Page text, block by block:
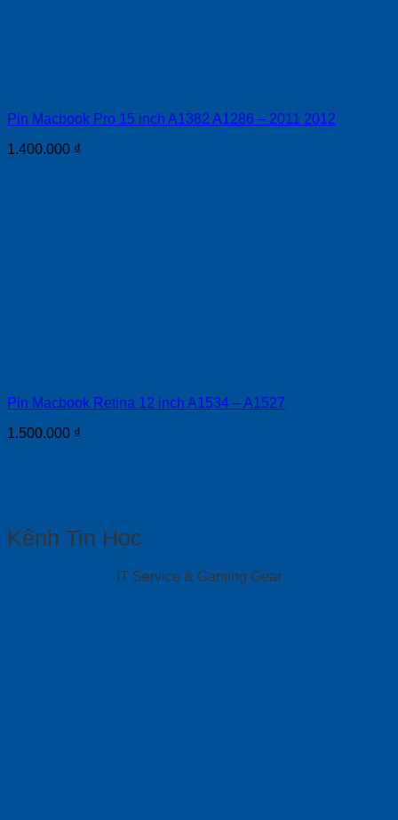
Pin Macbook Pro 15 inch A1382 A1286 – 2011 2012
1.400.000 ₫
Pin Macbook Retina 12 inch A1534 – A1527
1.500.000 ₫
Kênh Tin Học
IT Service & Gaming Gear